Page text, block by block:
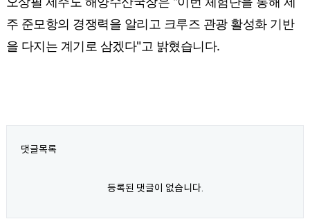
주 준모항의 경쟁력을 알리고 크루즈 관광 활성화 기반
을 다지는 계기로 삼겠다"고 밝혔습니다.
댓글목록
등록된 댓글이 없습니다.